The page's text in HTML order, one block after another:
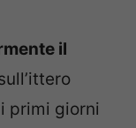
il
primi giorni